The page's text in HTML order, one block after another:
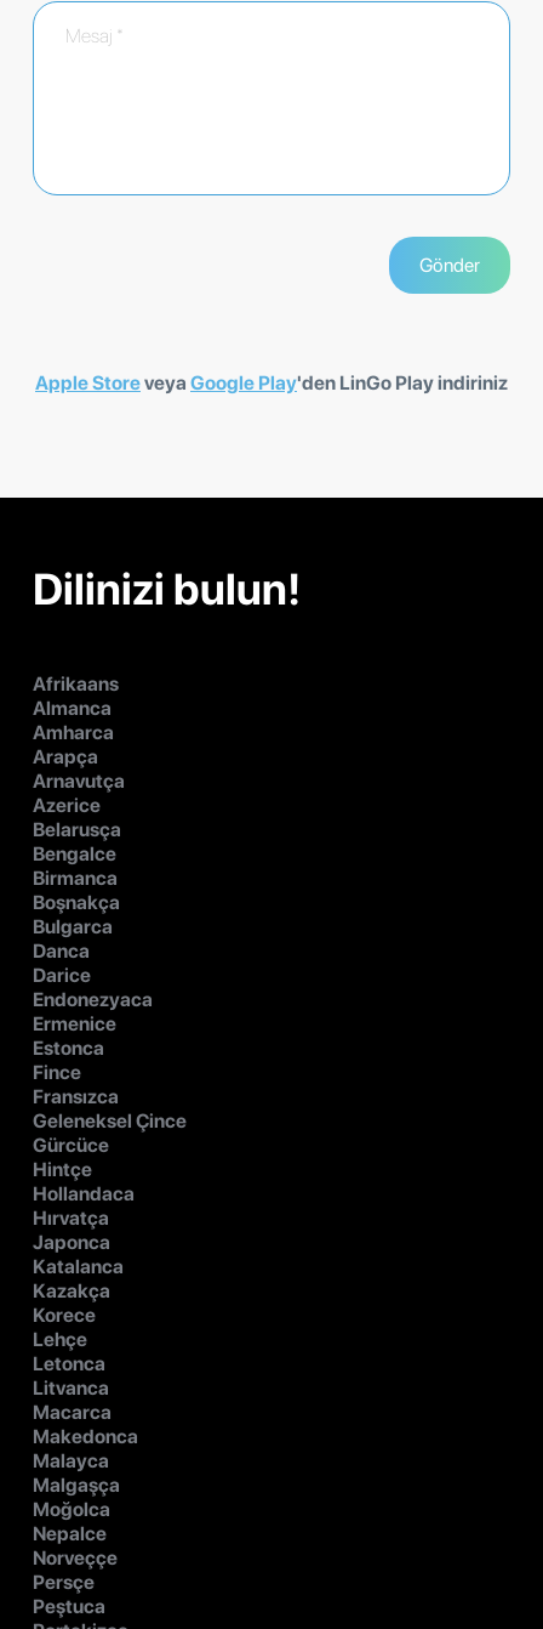
Apple Storeveya Google Play'den LinGo Play indiriniz
Dilinizi bulun!
Afrikaans
Almanca
Amharca
Arapça
Arnavutça
Azerice
Belarusça
Bengalce
Birmanca
Boşnakça
Bulgarca
Danca
Darice
Endonezyaca
Ermenice
Estonca
Fince
Fransızca
Geleneksel Çince
Gürcüce
Hintçe
Hollandaca
Hırvatça
Japonca
Katalanca
Kazakça
Korece
Lehçe
Letonca
Litvanca
Macarca
Makedonca
Malayca
Malgaşça
Moğolca
Nepalce
Norveççe
Persçe
Peştuca